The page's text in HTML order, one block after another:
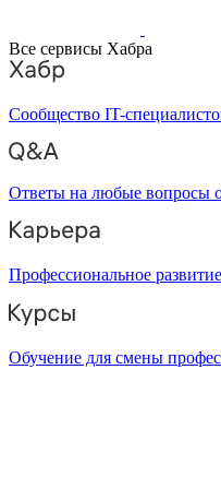
Все сервисы Хабра
Сообщество IT-
Ответы на любые вопросы
Профессиональное
Обучение для смены